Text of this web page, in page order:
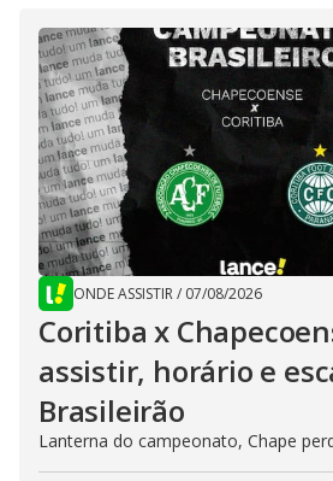
ONDE ASSISTIR/ 07/08/2026
Coritiba x
assistir, horário e
Brasileirão
Lanterna do campeonato, Chape